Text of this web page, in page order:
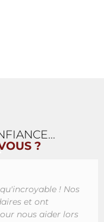
?
! Nos
et ont
nous aider lors